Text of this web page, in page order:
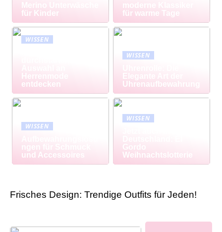
Merino Unterwäsche
für Kinder
moderne Klassiker
für warme Tage
WISSEN
Herrenmode
entdecken
WISSEN
Elegante Art der
Uhrenaufbewahrung
WISSEN
ngen für Schmuck
und Accessoires
WISSEN
Gordo
Weihnachtslotterie
Frisches Design: Trendige Outfits für Jeden!